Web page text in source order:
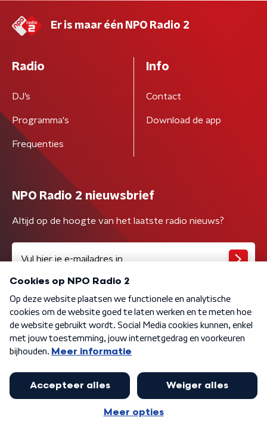
Er is maar één NPO Radio 2
Radio
DJ’s
Programma's
Frequenties
Info
Contact
Download de app
NPO Radio 2 nieuwsbrief
Altijd op de hoogte van het laatste radio nieuws?
Algemene voorwaarden